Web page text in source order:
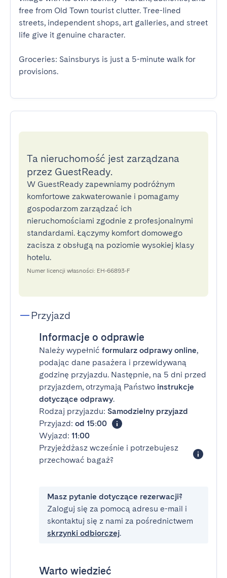
free from Old Town tourist clutter. Tree-lined
streets, independent shops, art galleries, and street
life give it genuine character.
Groceries: Sainsburys is just a 5-minute walk for
provisions.
Ta nieruchomość jest zarządzana
przez GuestReady.
W GuestReady zapewniamy podróżnym
komfortowe zakwaterowanie i pomagamy
gospodarzom zarządzać ich
nieruchomościami zgodnie z profesjonalnymi
standardami. Łączymy komfort domowego
zacisza z obsługą na poziomie wysokiej klasy
hotelu.
Numer licencji własności: EH-66893-F
Przyjazd
Informacje o odprawie
Należy wypełnić formularz odprawy online,
podając dane pasażera i przewidywaną
godzinę przyjazdu. Następnie, na 5 dni przed
przyjazdem, otrzymają Państwo instrukcje
dotyczące odprawy.
Rodzaj przyjazdu: Samodzielny przyjazd
Przyjazd: od 15:00
Wyjazd: 11:00
Przyjeżdżasz wcześnie i potrzebujesz
przechować bagaż?
Masz pytanie dotyczące rezerwacji?
Zaloguj się za pomocą adresu e-mail i
skontaktuj się z nami za pośrednictwem
skrzynki odbiorczej.
Warto wiedzieć